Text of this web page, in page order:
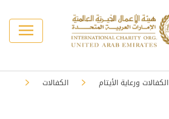
الكفالات ورعاية الأيتام
الكفالات